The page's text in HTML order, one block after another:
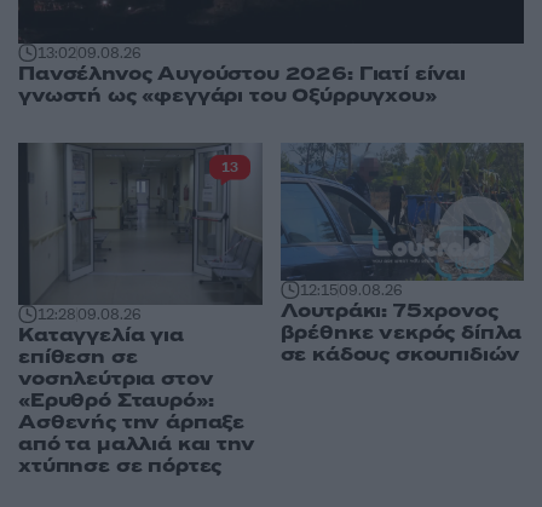
13:0209.08.26
Πανσέληνος Αυγούστου 2026: Γιατί είναι
γνωστή ως «φεγγάρι του Οξύρρυγχου»
12:2809.08.26
Καταγγελία για
επίθεση σε
νοσηλεύτρια στον
«Ερυθρό Σταυρό»:
Ασθενής την άρπαξε
από τα μαλλιά και την
χτύπησε σε πόρτες
13
12:1509.08.26
Λουτράκι: 75χρονος
βρέθηκε νεκρός δίπλα
σε κάδους σκουπιδιών